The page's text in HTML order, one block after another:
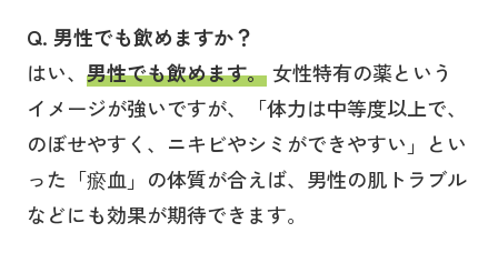
Q. 男性でも飲めますか？
はい、 男性でも飲めます。女性特有の薬という
イメージが強いですが、「体力は中等度以上で、
のぼせやすく、ニキビやシミができやすい」とい
った「瘀血」の体質が合えば、男性の肌トラブル
などにも効果が期待できます。